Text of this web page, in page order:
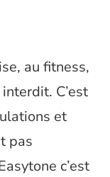
au fitness,
C’est
et
pas
c’est